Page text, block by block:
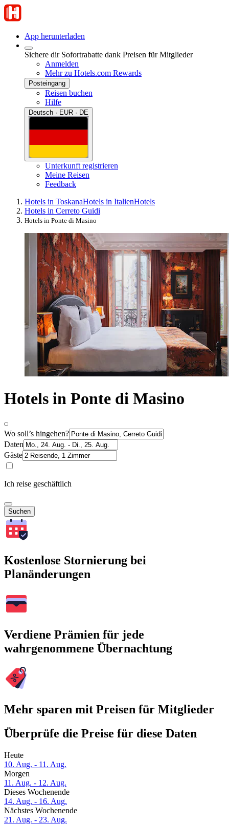
App herunterladen
Sichere dir Sofortrabatte dank Preisen für Mitglieder
Anmelden
Mehr zu Hotels.com Rewards
Posteingang
Reisen buchen
Hilfe
Deutsch · EUR · DE
Unterkunft registrieren
Meine Reisen
Feedback
Hotels in ToskanaHotels in ItalienHotels
Hotels in Cerreto Guidi
Hotels in Ponte di Masino
Hotels in Ponte di Masino
Wo soll’s hingehen?
Daten
Gäste
Ich reise geschäftlich
Suchen
Kostenlose Stornierung bei
Planänderungen
Verdiene Prämien für jede
wahrgenommene Übernachtung
Mehr sparen mit Preisen für Mitglieder
Überprüfe die Preise für diese Daten
Heute
10. Aug. - 11. Aug.
Morgen
11. Aug. - 12. Aug.
Dieses Wochenende
14. Aug. - 16. Aug.
Nächstes Wochenende
21. Aug. - 23. Aug.